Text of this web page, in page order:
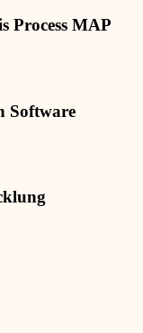
Process MAP
Software